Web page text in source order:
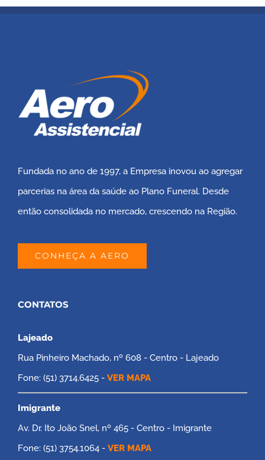
Fundada no ano de 1997, a Empresa inovou ao agregar
parcerias na área da saúde ao Plano Funeral. Desde
então consolidada no mercado, crescendo na Região.
CONHEÇA A AERO
CONTATOS
Lajeado
Rua Pinheiro Machado, nº 608 - Centro - Lajeado
Fone: (51) 3714.6425 - VER MAPA
Imigrante
Av. Dr. Ito João Snel, nº 465 - Centro - Imigrante
Fone: (51) 3754.1064 - VER MAPA